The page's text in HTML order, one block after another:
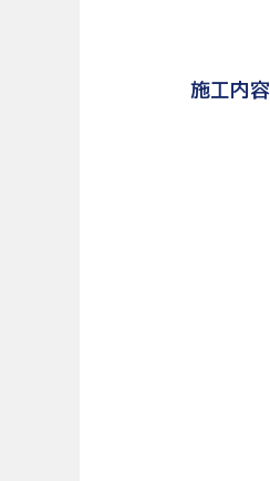
施工内容